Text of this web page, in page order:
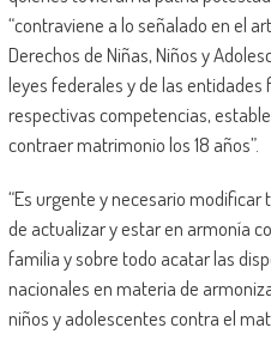
“contraviene a lo señalado en el
Derechos de Niñas, Niños y
leyes federales y de las
respectivas competencias,
contraer matrimonio los 18 años”.
“Es urgente y necesario
de actualizar y estar en armonía
familia y sobre todo acatar las
nacionales en materia de
niños y adolescentes contra el